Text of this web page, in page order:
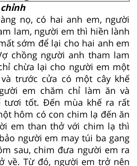
nọ, có hai anh em, người
lam, người em thì hiền lành
sớm để lại cho hai anh em
chồng người anh tham lam
chừa lại cho người em một
trước cửa có một cây khế
em chăm chỉ làm ăn và
tươi tốt. Đến mùa khế ra rất
hôm có con chim lạ đến ăn
em than thở với chim lạ thì
người em may túi ba gang
sau, chim đưa người em ra
về. Từ đó, người em trở nên